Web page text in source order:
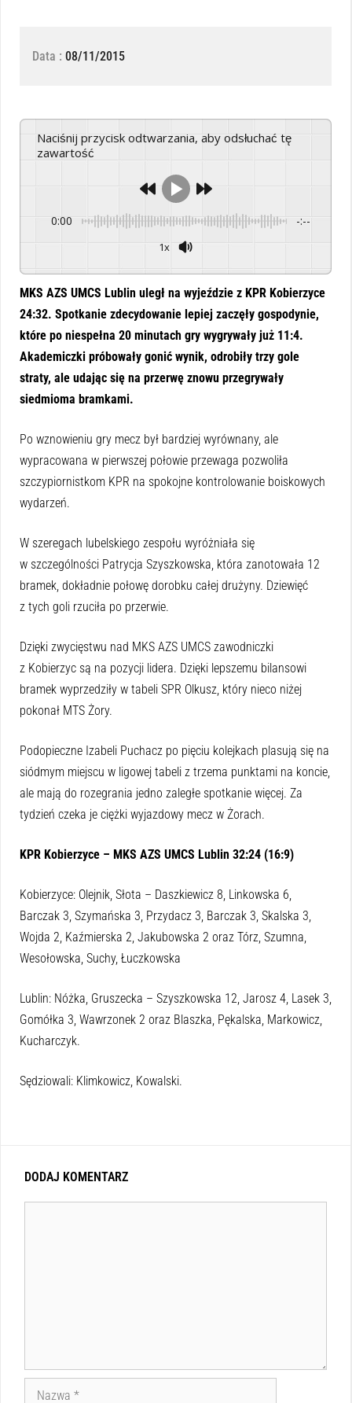
Data : 08/11/2015
Naciśnij przycisk odtwarzania, aby odsłuchać tę
zawartość
0:00 -:--
1x
MKS AZS UMCS Lublin uległ na wyjeździe z KPR Kobierzyce
24:32. Spotkanie zdecydowanie lepiej zaczęły gospodynie,
które po niespełna 20 minutach gry wygrywały już 11:4.
Akademiczki próbowały gonić wynik, odrobiły trzy gole
straty, ale udając się na przerwę znowu przegrywały
siedmioma bramkami.
Po wznowieniu gry mecz był bardziej wyrównany, ale
wypracowana w pierwszej połowie przewaga pozwoliła
szczypiornistkom KPR na spokojne kontrolowanie boiskowych
wydarzeń.
W szeregach lubelskiego zespołu wyróżniała się
w szczególności Patrycja Szyszkowska, która zanotowała 12
bramek, dokładnie połowę dorobku całej drużyny. Dziewięć
z tych goli rzuciła po przerwie.
Dzięki zwycięstwu nad MKS AZS UMCS zawodniczki
z Kobierzyc są na pozycji lidera. Dzięki lepszemu bilansowi
bramek wyprzedziły w tabeli SPR Olkusz, który nieco niżej
pokonał MTS Żory.
Podopieczne Izabeli Puchacz po pięciu kolejkach plasują się na
siódmym miejscu w ligowej tabeli z trzema punktami na koncie,
ale mają do rozegrania jedno zaległe spotkanie więcej. Za
tydzień czeka je ciężki wyjazdowy mecz w Żorach.
KPR Kobierzyce – MKS AZS UMCS Lublin 32:24 (16:9)
Kobierzyce: Olejnik, Słota – Daszkiewicz 8, Linkowska 6,
Barczak 3, Szymańska 3, Przydacz 3, Barczak 3, Skalska 3,
Wojda 2, Kaźmierska 2, Jakubowska 2 oraz Tórz, Szumna,
Wesołowska, Suchy, Łuczkowska
Lublin: Nóżka, Gruszecka – Szyszkowska 12, Jarosz 4, Lasek 3,
Gomółka 3, Wawrzonek 2 oraz Blaszka, Pękalska, Markowicz,
Kucharczyk.
Sędziowali: Klimkowicz, Kowalski.
DODAJ KOMENTARZ